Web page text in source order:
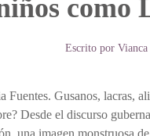
Escrito por Vianca
Fuentes. Gusanos, lacras,
Desde el discurso
una imagen monstruosa